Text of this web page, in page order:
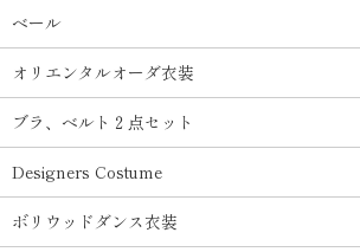
ベール
オリエンタルオーダ衣装
ブラ、ベルト２点セット
Designers Costume
ボリウッドダンス衣装